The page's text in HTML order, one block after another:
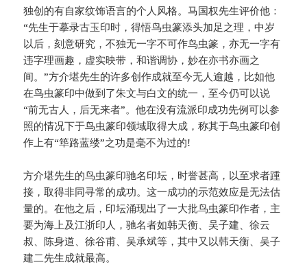
独创的有自家纹饰语言的个人风格。马国权先生评价他：
“先生于摹录古玉印时，得悟鸟虫篆添头加足之理，中岁
以后，刻意研究，不独无一字不可作鸟虫篆，亦无一字有
违字理画趣，虚实映带，和谐调协，妙在亦书亦画之
间。”方介堪先生的许多创作成就至今无人逾越，比如他
在鸟虫篆印中做到了朱文与白文的统一，至今仍可以说
“前无古人，后无来者”。他在没有流派印成功先例可以参
照的情况下于鸟虫篆印领域取得大成，称其于鸟虫篆印创
作上有“筚路蓝缕”之功是毫不为过的!
方介堪先生的鸟虫篆印驰名印坛，时誉甚高，以至求者踵
接，取得非同寻常的成功。这一成功的示范效应是无法估
量的。在他之后，印坛涌现出了一大批鸟虫篆印作者，主
要为海上及江浙印人，驰名者如韩天衡、吴子建、徐云
叔、陈身道、徐谷甫、吴承斌等，其中又以韩天衡、吴子
建二先生成就最高。